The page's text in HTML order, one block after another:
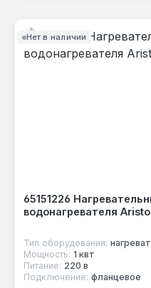
Нет в наличии
65151226
водонагревателя
Тип оборудования:
Мощность: 1 квт
Питание: 220 в
Подключение: фланцевое